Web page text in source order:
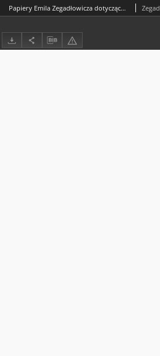
Papiery Emila Zegadłowicza dotyczące Ministerstwa Sztuki i Kultury – pisma, które wyszły z MSiK